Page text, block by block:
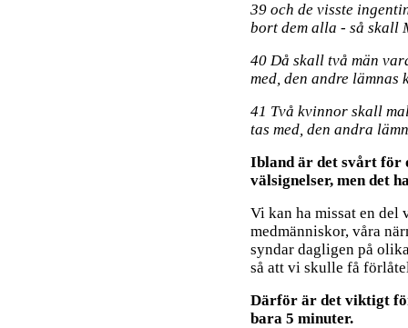
39 och de visste
bort dem alla - så skall
40 Då skall två män
med, den andre lämnas
41 Två kvinnor skall
tas med, den andra
Ibland är det svårt för
välsignelser, men det
Vi kan ha missat en del
medmänniskor, våra
syndar dagligen på
så att vi skulle få
Därför är det viktigt
bara 5 minuter.